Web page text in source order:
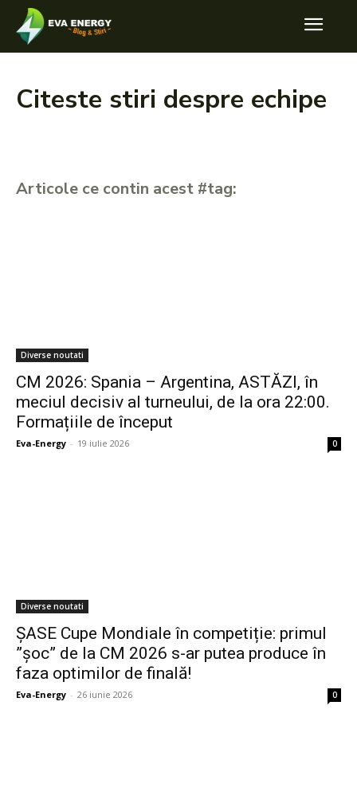
Citeste stiri despre echipe
Articole ce contin acest #tag:
Diverse noutati
CM 2026: Spania – Argentina, ASTĂZI, în
meciul decisiv al turneului, de la ora 22:00.
Formațiile de început
Eva-Energy - 19 iulie 2026 0
Diverse noutati
ȘASE Cupe Mondiale în competiție: primul
”șoc” de la CM 2026 s-ar putea produce în
faza optimilor de finală!
Eva-Energy - 26 iunie 2026 0